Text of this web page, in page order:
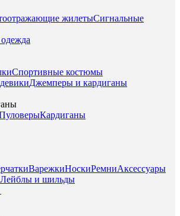
жилетыСигнальные
Спортивные костюмы
Джемперы и кардиганы
Кардиганы
ВарежкиНоскиРемниАксессуары
Лейблы и шильды